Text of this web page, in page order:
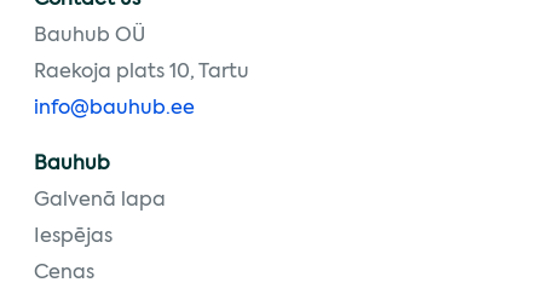
Bauhub OÜ
Raekoja plats 10, Tartu
info@bauhub.ee
Bauhub
Galvenā lapa
Iespējas
Cenas